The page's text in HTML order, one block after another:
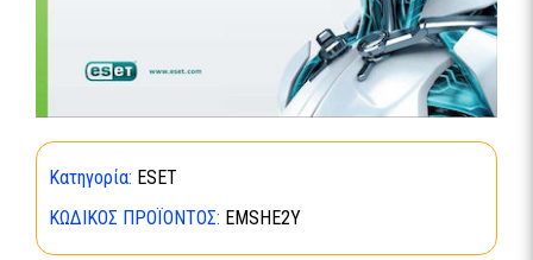
Κατηγορία: ESET
ΚΩΔΙΚΌΣ ΠΡΟΪΌΝΤΟΣ: EMSHE2Y